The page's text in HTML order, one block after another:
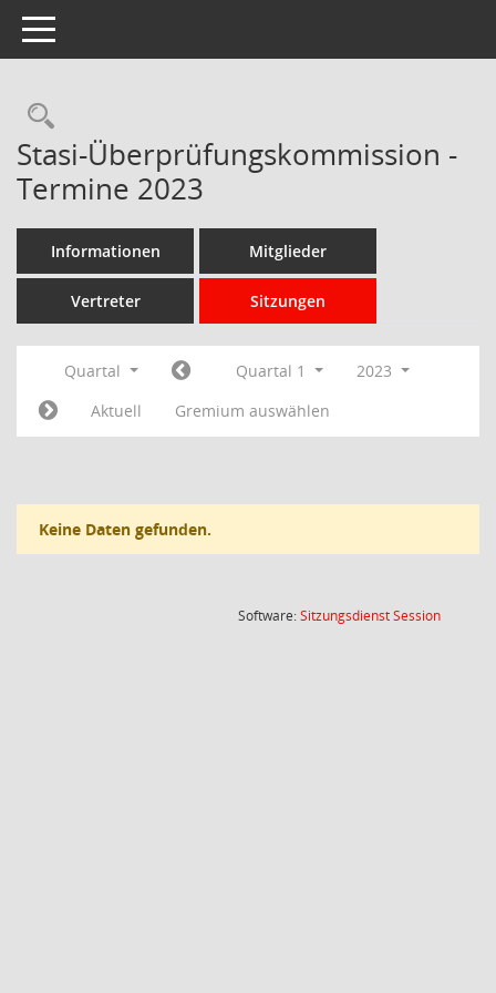
Toggle navigation
Rechercheauswahl
Stasi-Überprüfungskommission -
Termine 2023
Informationen Mitglieder
Vertreter Sitzungen
Quartal Quartal 1
2023
Aktuell
Gremium auswählen
Keine Daten gefunden.
Software:SitzungsdienstSession(Wird in